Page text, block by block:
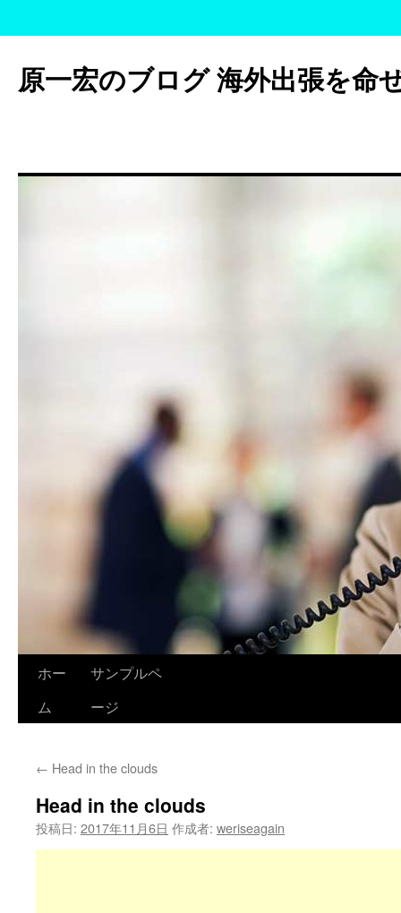
テ
ン
ッ
原一宏のブログ 海外出張を命
ホー
ム
サンプルペ
ージ
← Head in the clouds
Head in the clouds
投稿日: 2017年11月6日 作成者: weriseagain